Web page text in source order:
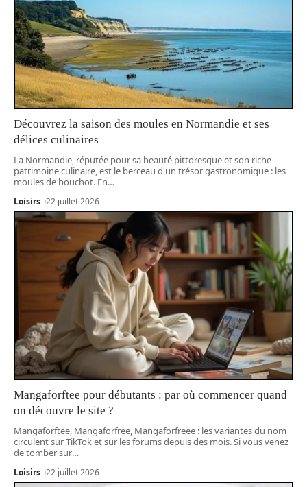
Découvrez la saison des moules en Normandie et ses
délices culinaires
La Normandie, réputée pour sa beauté pittoresque et son riche
patrimoine culinaire, est le berceau d'un trésor gastronomique : les
moules de bouchot. En…
Loisirs 22 juillet 2026
Mangaforftee pour débutants : par où commencer quand
on découvre le site ?
Mangaforftee, Mangaforfree, Mangaforfreee : les variantes du nom
circulent sur TikTok et sur les forums depuis des mois. Si vous venez
de tomber sur…
Loisirs 22 juillet 2026